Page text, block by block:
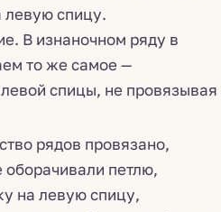
левую спицу.
В изнаночном ряду в
то же самое —
спицы, не провязывая
рядов провязано,
оборачивали петлю,
на левую спицу,